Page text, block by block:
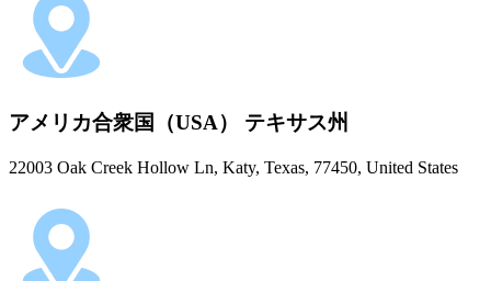
アメリカ合衆国（USA） テキサス州
22003 Oak Creek Hollow Ln, Katy, Texas, 77450, United States